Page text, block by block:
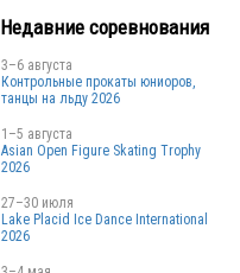
Недавние соревнования
3–6 августа
Контрольные прокаты юниоров,
танцы на льду 2026
1–5 августа
Asian Open Figure Skating Trophy
2026
27–30 июля
Lake Placid Ice Dance International
2026